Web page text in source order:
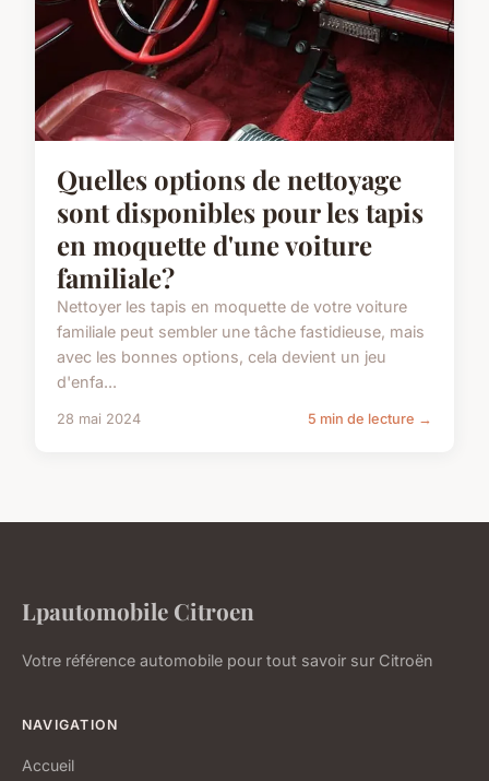
Quelles options de nettoyage
sont disponibles pour les tapis
en moquette d'une voiture
familiale?
Nettoyer les tapis en moquette de votre voiture
familiale peut sembler une tâche fastidieuse, mais
avec les bonnes options, cela devient un jeu
d'enfa...
28 mai 2024 5 min de lecture →
Lpautomobile Citroen
Votre référence automobile pour tout savoir sur Citroën
NAVIGATION
Accueil